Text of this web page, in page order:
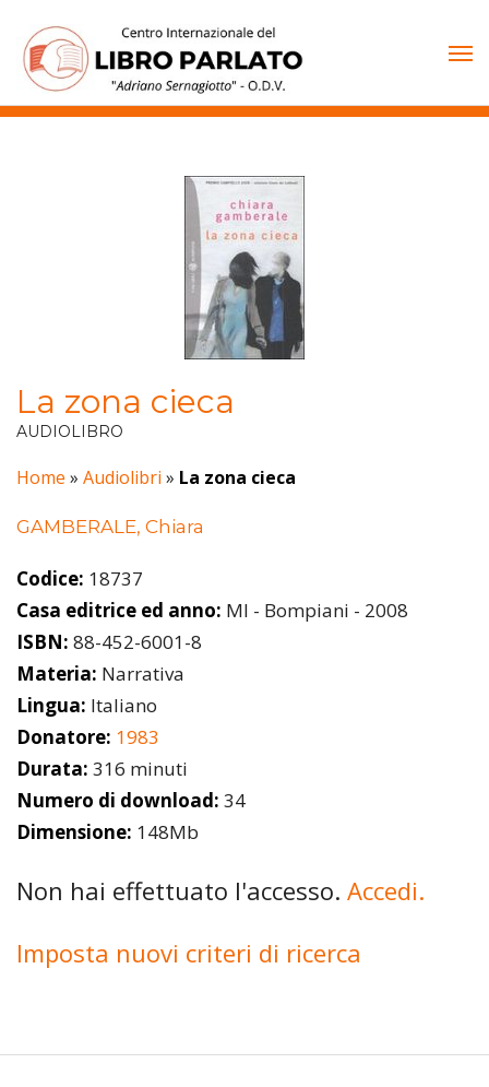
contenuto
La zona cieca
AUDIOLIBRO
Home » Audiolibri » La zona cieca
GAMBERALE, Chiara
Codice: 18737
Casa editrice ed anno: MI - Bompiani - 2008
ISBN: 88-452-6001-8
Materia: Narrativa
Lingua: Italiano
Donatore: 1983
Durata: 316 minuti
Numero di download: 34
Dimensione: 148Mb
Non hai effettuato l'accesso. Accedi.
Imposta nuovi criteri di ricerca